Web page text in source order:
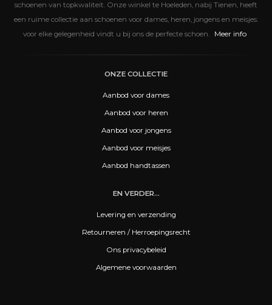
schoenen van topkwaliteit. Onze winkel te Hoeleden, nabij Tienen, heeft
een ruime collectie aan schoenen voor dames, heren, jongens en meisjes:
voor elke gelegenheid vindt u bij ons de perfecte schoen.
Meer info
ONZE COLLECTIE
Aanbod voor dames
Aanbod voor heren
Aanbod voor jongens
Aanbod voor meisjes
Aanbod handtassen
EN VERDER...
Levering en verzending
Retourneren / Herroepingsrecht
Ons privacybeleid
Algemene voorwaarden